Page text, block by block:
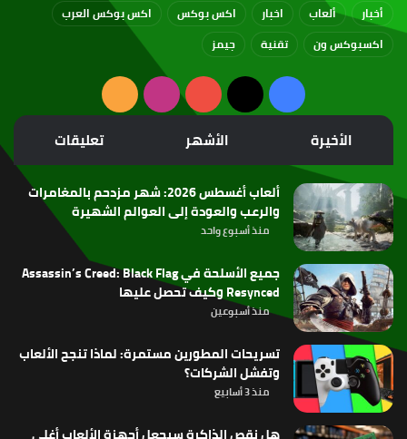
أخبار
ألعاب اخبار اكس بوكس
اكس بوكس العرب
اكسبوكس ون
تقنية جيمز
فيسبوك
‫X
‫YouTubeانستقرامملخص
الموقع
RSS
الأخيرة الأشهر تعليقات
ألعاب أغسطس 2026: شهر مزدحم بالمغامرات
والرعب والعودة إلى العوالم الشهيرة
منذ أسبوع واحد
جميع الأسلحة في Assassin’s Creed: Black Flag
Resynced وكيف تحصل عليها
منذ أسبوعين
تسريحات المطورين مستمرة: لماذا تنجح الألعاب
وتفشل الشركات؟
منذ 3 أسابيع